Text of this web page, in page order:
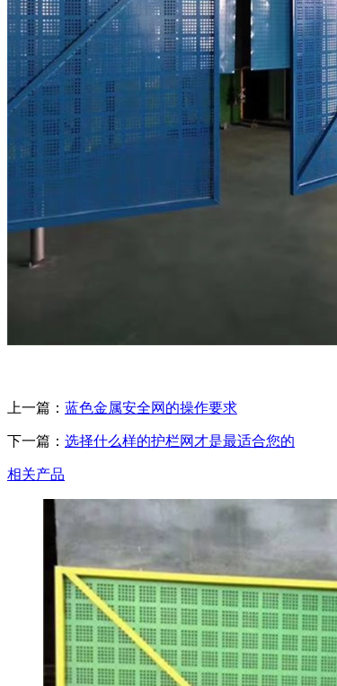
上一篇： 蓝色金属安全网的操作要求
下一篇： 选择什么样的护栏网才是最适合您的
相关产品